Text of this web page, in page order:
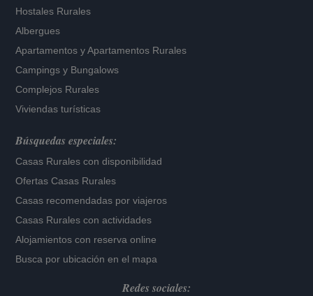
Hostales Rurales
Albergues
Apartamentos yApartamentos Rurales
Campings y Bungalows
Complejos Rurales
Viviendas turísticas
Búsquedas especiales:
Casas Rurales con disponibilidad
Ofertas Casas Rurales
Casas recomendadas por viajeros
Casas Rurales con actividades
Alojamientos con reserva online
Busca por ubicación en el mapa
Redes sociales: